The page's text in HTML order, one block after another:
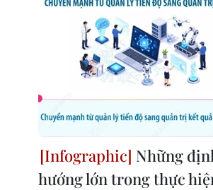
Những
hướng lớn trong thực